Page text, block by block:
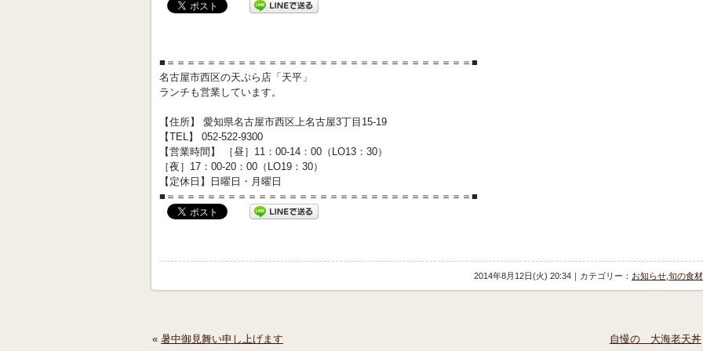
■＝＝＝＝＝＝＝＝＝＝＝＝＝＝＝＝＝＝＝＝＝＝＝＝＝＝＝＝＝＝■
名古屋市西区の天ぷら店「天平」
ランチも営業しています。
【住所】 愛知県名古屋市西区上名古屋3丁目15-19
【TEL】 052-522-9300
【営業時間】 ［昼］11：00-14：00（LO13：30）
［夜］17：00-20：00（LO19：30）
【定休日】日曜日・月曜日
■＝＝＝＝＝＝＝＝＝＝＝＝＝＝＝＝＝＝＝＝＝＝＝＝＝＝＝＝＝＝■
2014年8月12日(火) 20:34｜カテゴリー： お知らせ 旬の食材
« 暑中御見舞い申し上げます 自慢の 大海老天丼